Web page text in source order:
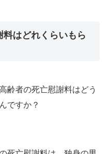
はどれくらいもら
齢者の死亡慰謝料はどう
ですか？